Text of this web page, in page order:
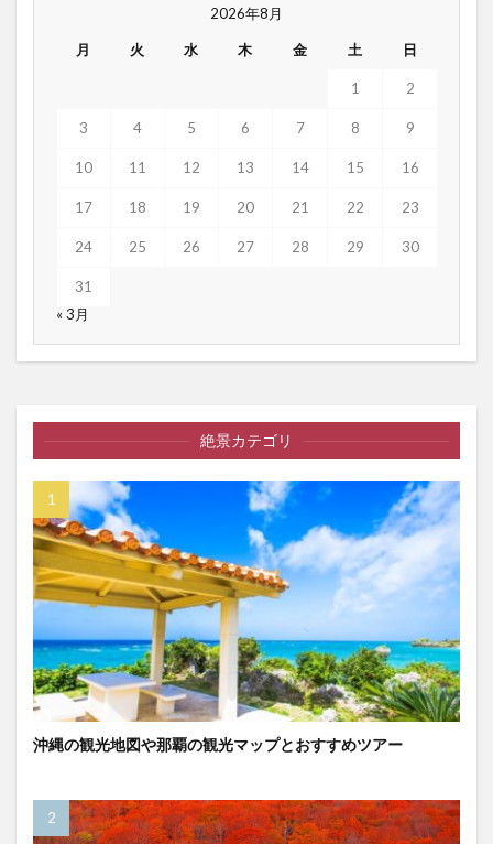
2026年8月
月 火 水 木 金 土 日
1 2
3 4 5 6 7 8 9
10 11 12 13 14 15 16
17 18 19 20 21 22 23
24 25 26 27 28 29 30
31
« 3月
絶景カテゴリ
沖縄の観光地図や那覇の観光マップとおすすめツアー